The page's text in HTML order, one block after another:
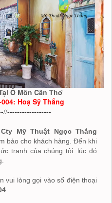
Ô Môn Cần Thơ
Hoạ Sỹ Thắng
Cty Mỹ Thuật Ngọc Thắng
bảo cho khách hàng. Đến khi
tranh của chúng tôi. lúc đó
vui lòng gọi vào số điện thoại